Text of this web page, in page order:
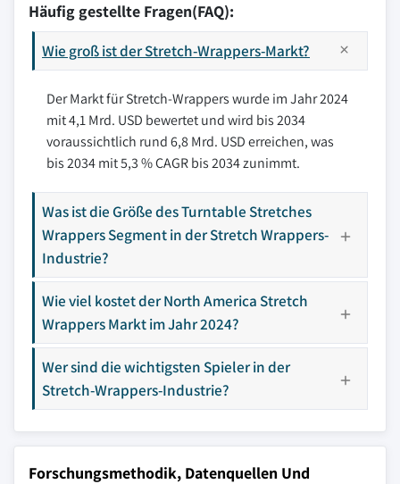
Häufig gestellte Fragen(FAQ):
Wie groß ist der Stretch-Wrappers-Markt?
Der Markt für Stretch-Wrappers wurde im Jahr 2024
mit 4,1 Mrd. USD bewertet und wird bis 2034
voraussichtlich rund 6,8 Mrd. USD erreichen, was
bis 2034 mit 5,3 % CAGR bis 2034 zunimmt.
Was ist die Größe des Turntable Stretches
Wrappers Segment in der Stretch Wrappers-
Industrie?
Wie viel kostet der North America Stretch
Wrappers Markt im Jahr 2024?
Wer sind die wichtigsten Spieler in der
Stretch-Wrappers-Industrie?
Forschungsmethodik, Datenquellen Und